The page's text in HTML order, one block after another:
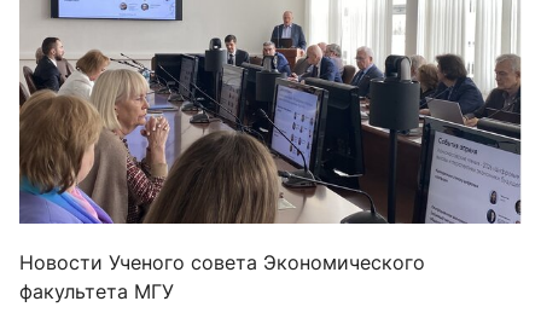
Новости Ученого совета Экономического
факультета МГУ